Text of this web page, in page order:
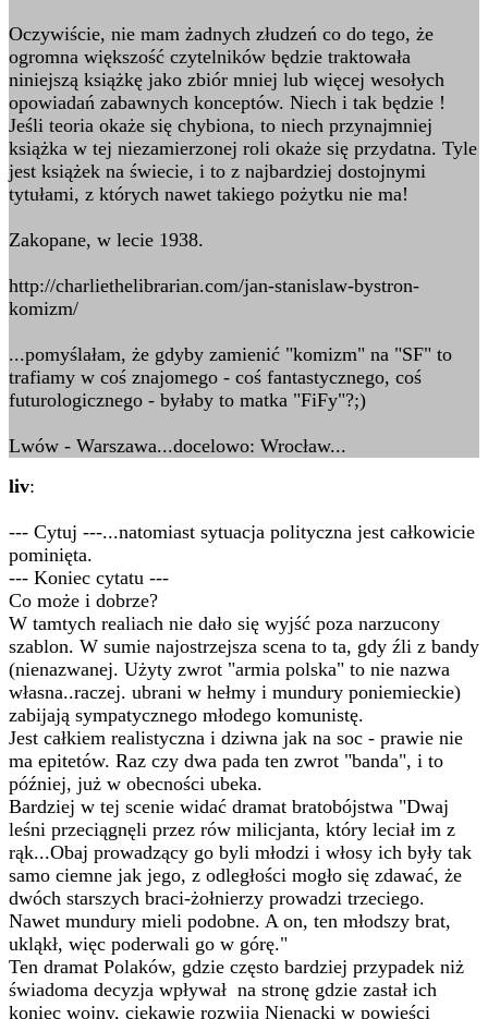
Oczywiście, nie mam żadnych złudzeń co do tego, że
ogromna większość czytelników będzie traktowała
niniejszą książkę jako zbiór mniej lub więcej wesołych
opowiadań zabawnych konceptów. Niech i tak będzie !
Jeśli teoria okaże się chybiona, to niech przynajmniej
książka w tej niezamierzonej roli okaże się przydatna. Tyle
jest książek na świecie, i to z najbardziej dostojnymi
tytułami, z których nawet takiego pożytku nie ma!
Zakopane, w lecie 1938.
http://charliethelibrarian.com/jan-stanislaw-bystron-
komizm/
...pomyślałam, że gdyby zamienić "komizm" na "SF" to
trafiamy w coś znajomego - coś fantastycznego, coś
futurologicznego - byłaby to matka "FiFy"?;)
Lwów - Warszawa...docelowo: Wrocław...
liv:
--- Cytuj ---...natomiast sytuacja polityczna jest całkowicie
pominięta.
--- Koniec cytatu ---
Co może i dobrze?
W tamtych realiach nie dało się wyjść poza narzucony
szablon. W sumie najostrzejsza scena to ta, gdy źli z bandy
(nienazwanej. Użyty zwrot "armia polska" to nie nazwa
własna..raczej. ubrani w hełmy i mundury poniemieckie)
zabijają sympatycznego młodego komunistę.
Jest całkiem realistyczna i dziwna jak na soc - prawie nie
ma epitetów. Raz czy dwa pada ten zwrot "banda", i to
później, już w obecności ubeka.
Bardziej w tej scenie widać dramat bratobójstwa "Dwaj
leśni przeciągnęli przez rów milicjanta, który leciał im z
rąk...Obaj prowadzący go byli młodzi i włosy ich były tak
samo ciemne jak jego, z odległości mogło się zdawać, że
dwóch starszych braci-żołnierzy prowadzi trzeciego.
Nawet mundury mieli podobne. A on, ten młodszy brat,
ukląkł, więc poderwali go w górę."
Ten dramat Polaków, gdzie często bardziej przypadek niż
świadoma decyzja wpływał na stronę gdzie zastał ich
koniec wojny, ciekawie rozwija Nienacki w powieści